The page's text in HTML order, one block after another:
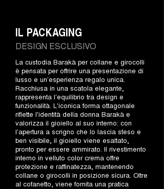
DESIGN ESCLUSIVO
IL PACKAGING
La custodia Barakà per collane e girocolli
è pensata per offrire una presentazione di
lusso e un’esperienza regalo unica.
Racchiusa in una scatola elegante,
rappresenta l’equilibrio tra design e
funzionalità. L'iconica forma ottagonale
riflette l'identità della donna Barakà e
valorizza il gioiello al suo interno: con
l’apertura a scrigno che lo lascia steso e
ben visibile, il gioiello viene esaltato,
pronto per essere ammirato. Il rivestimento
interno in velluto color crema offre
protezione e raffinatezza, mantenendo
collane o girocolli in posizione sicura. Oltre
al cofanetto, viene fornita una pratica